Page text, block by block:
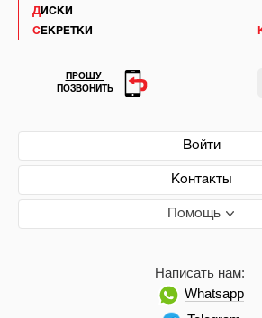
ДИСКИ
СЕКРЕТКИ
Войти
Контакты
Помощь
Написать нам:
Whatsapp
ПРОШУ
ПОЗВОНИТЬ